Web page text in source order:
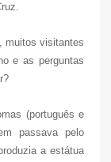
muitos visitantes
e as perguntas
(português e
passava pelo
a estátua